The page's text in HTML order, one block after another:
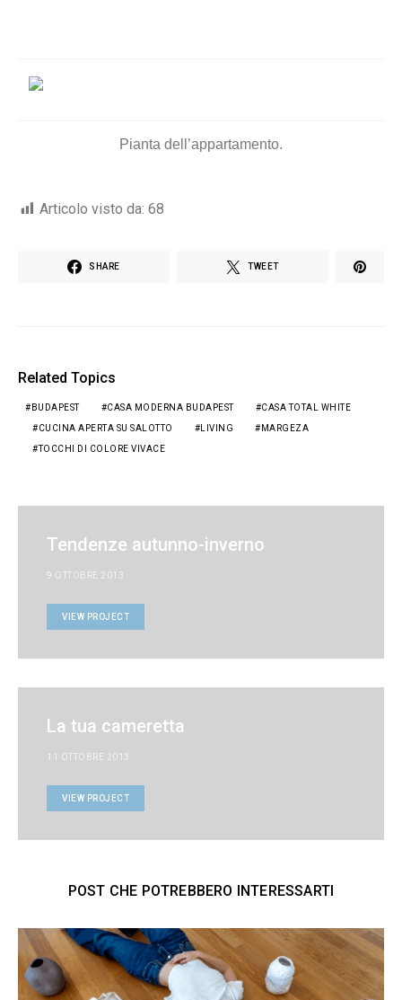
Pianta dell’appartamento.
Articolo visto da: 68
SHARE TWEET
Related Topics
BUDAPEST CASA MODERNA BUDAPEST CASA TOTAL WHITE
CUCINA APERTA SU SALOTTO LIVING MARGEZA
TOCCHI DI COLORE VIVACE
Tendenze autunno-inverno
9 OTTOBRE 2013
VIEW PROJECT
La tua cameretta
11 OTTOBRE 2013
VIEW PROJECT
POST CHE POTREBBERO INTERESSARTI